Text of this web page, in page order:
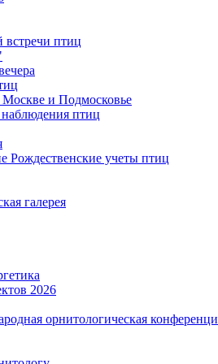
встречи птиц
и Подмосковье
птиц
Рождественские учеты птиц
галерея
2026
орнитологическая